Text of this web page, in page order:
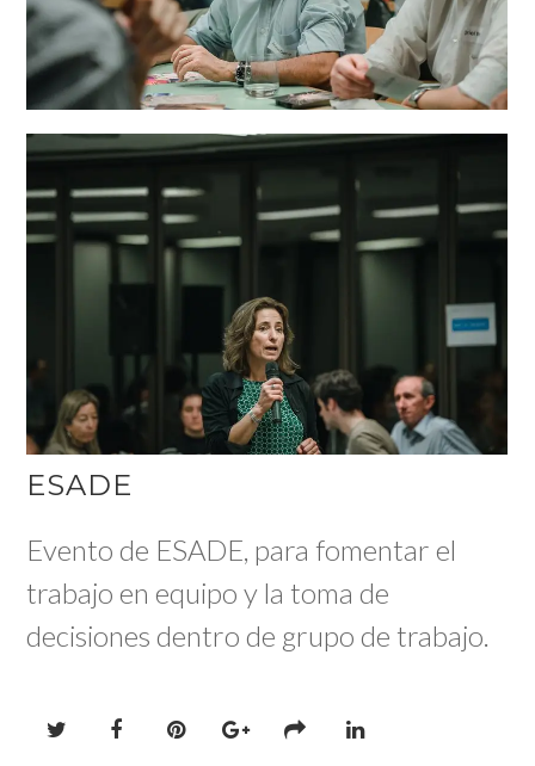
ESADE
Evento de ESADE, para fomentar el
trabajo en equipo y la toma de
decisiones dentro de grupo de trabajo.